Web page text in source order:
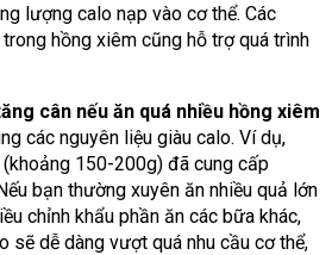
lượng calo nạp vào cơ thể. Các
hồng xiêm cũng hỗ trợ quá trình
cân nếu ăn quá nhiều hồng xiêm
các nguyên liệu giàu calo. Ví dụ,
150-200g) đã cung cấp
bạn thường xuyên ăn nhiều quả lớn
chỉnh khẩu phần ăn các bữa khác,
sẽ dễ dàng vượt quá nhu cầu cơ thể,